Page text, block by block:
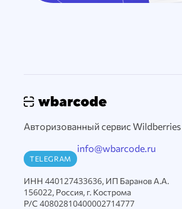
Авторизованный сервис Wildberries
TELEGRAM
info@wbarcode.ru
ИНН 440127433636, ИП Баранов А.А.
156022, Россия, г. Кострома
Р/С 40802810400002714777